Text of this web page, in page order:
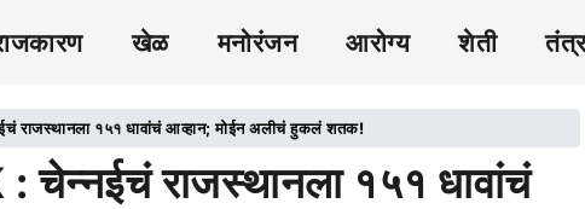
खेळ मनोरंजन आरोग्य शेती
१५१ धावांचं आव्हान; मोईन अलीचं हुकलं शतक!
राजस्थानला १५१ धावांचं